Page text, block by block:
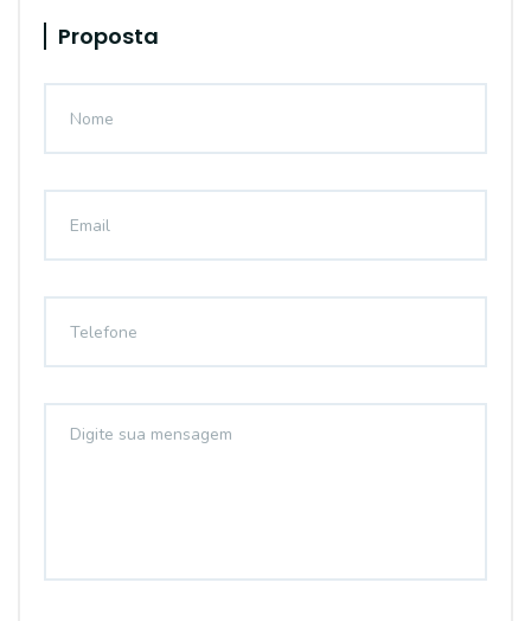
Proposta